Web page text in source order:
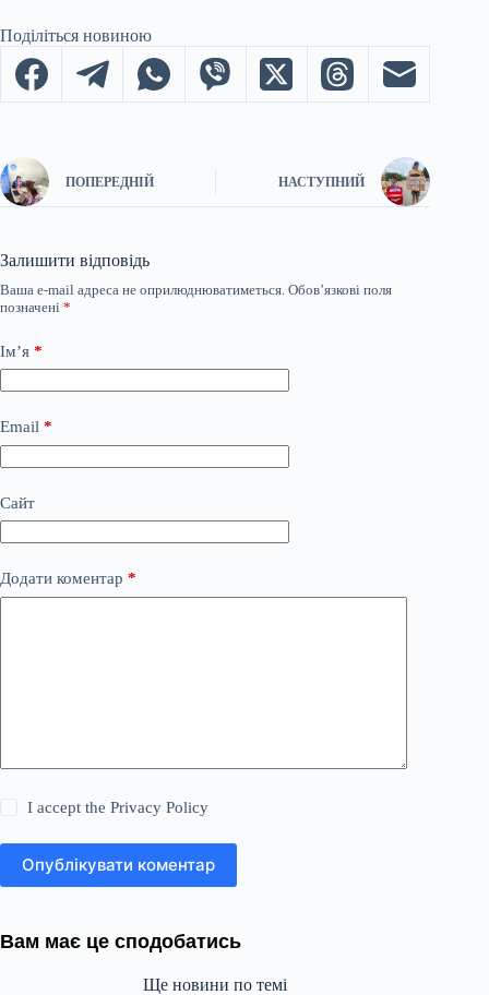
Поділіться новиною
ПОПЕРЕДНІЙ НАСТУПНИЙ
Залишити відповідь
Ваша e-mail адреса не оприлюднюватиметься. Обов’язкові поля
позначені *
Ім’я *
Email *
Сайт
Додати коментар *
I accept thePrivacy Policy
Опублікувати коментар
Вам має це сподобатись
Ще новини по темі